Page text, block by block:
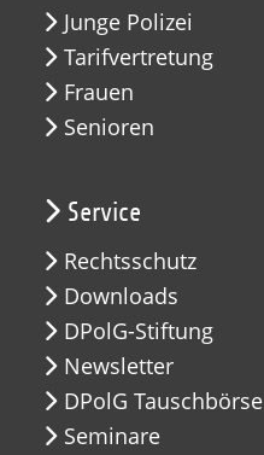
Junge Polizei
Tarifvertretung
Frauen
Senioren
Service
Rechtsschutz
Downloads
DPolG-Stiftung
Newsletter
DPolG Tauschbörse
Seminare